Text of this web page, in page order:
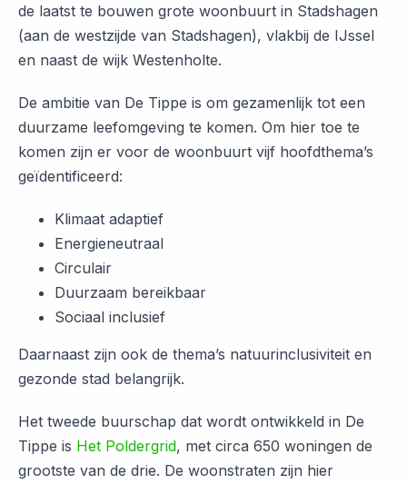
de laatst te bouwen grote woonbuurt in Stadshagen
(aan de westzijde van Stadshagen), vlakbij de IJssel
en naast de wijk Westenholte.
De ambitie van De Tippe is om gezamenlijk tot een
duurzame leefomgeving te komen. Om hier toe te
komen zijn er voor de woonbuurt vijf hoofdthema’s
geïdentificeerd:
Klimaat adaptief
Energieneutraal
Circulair
Duurzaam bereikbaar
Sociaal inclusief
Daarnaast zijn ook de thema’s natuurinclusiviteit en
gezonde stad belangrijk.
Het tweede buurschap dat wordt ontwikkeld in De
Tippe is Het Poldergrid, met circa 650 woningen de
grootste van de drie. De woonstraten zijn hier